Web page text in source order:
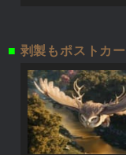
■ 剥製もポストカ